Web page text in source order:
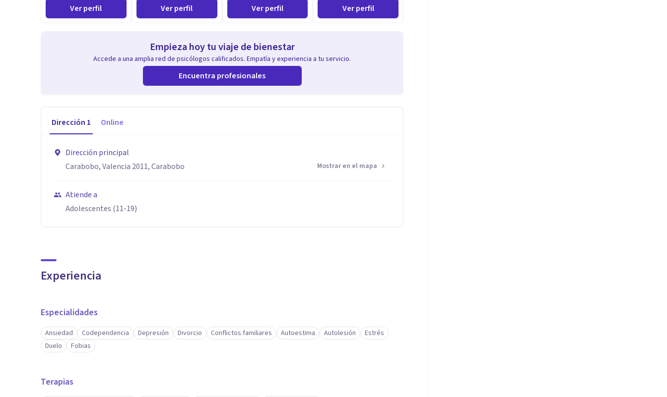
Ver perfil Ver perfil Ver perfil Ver perfil
Empieza hoy tu viaje de bienestar
Accede a una amplia red de psicólogos calificados. Empatía y experiencia a tu servicio.
Encuentra profesionales
Dirección 1 Online
Dirección principal
Carabobo, Valencia 2011, Carabobo
Mostrar en el mapa
Atiende a
Adolescentes (11-19)
Experiencia
Especialidades
Ansiedad Codependencia Depresión Divorcio Conflictos familiares Autoestima Autolesión
Estrés
Duelo
Fobias
Terapias